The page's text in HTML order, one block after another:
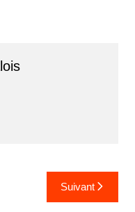
Suivant